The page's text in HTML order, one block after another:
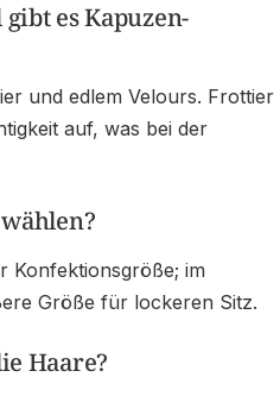
es Kapuzen-
und edlem Velours. Frottier
auf, was bei der
Konfektionsgröße; im
Größe für lockeren Sitz.
Haare?